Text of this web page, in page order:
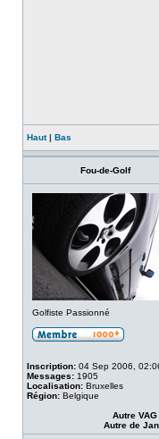
Haut| Bas
Fou-de-Golf
Golfiste Passionné
Inscription: 04 Sep 2006,
Messages: 1905
Localisation: Bruxelles
Région: Belgique
Autre
Autre de